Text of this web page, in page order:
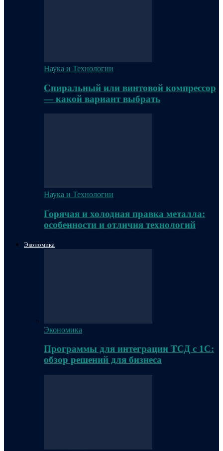
Наука и Технологии
Спиральный или винтовой компрессор
— какой вариант выбрать
Наука и Технологии
Горячая и холодная правка металла:
особенности и отличия технологий
Экономика
Экономика
Программы для интеграции ТСД с 1С:
обзор решений для бизнеса